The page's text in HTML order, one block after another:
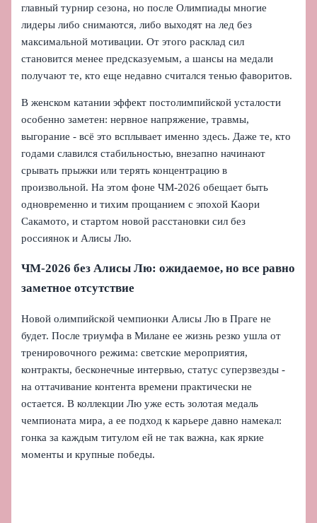
главный турнир сезона, но после Олимпиады многие
лидеры либо снимаются, либо выходят на лед без
максимальной мотивации. От этого расклад сил
становится менее предсказуемым, а шансы на медали
получают те, кто еще недавно считался тенью фаворитов.
В женском катании эффект постолимпийской усталости
особенно заметен: нервное напряжение, травмы,
выгорание - всё это всплывает именно здесь. Даже те, кто
годами славился стабильностью, внезапно начинают
срывать прыжки или терять концентрацию в
произвольной. На этом фоне ЧМ‑2026 обещает быть
одновременно и тихим прощанием с эпохой Каори
Сакамото, и стартом новой расстановки сил без
россиянок и Алисы Лю.
ЧМ‑2026 без Алисы Лю: ожидаемое, но все равно
заметное отсутствие
Новой олимпийской чемпионки Алисы Лю в Праге не
будет. После триумфа в Милане ее жизнь резко ушла от
тренировочного режима: светские мероприятия,
контракты, бесконечные интервью, статус суперзвезды -
на оттачивание контента времени практически не
остается. В коллекции Лю уже есть золотая медаль
чемпионата мира, а ее подход к карьере давно намекал:
гонка за каждым титулом ей не так важна, как яркие
моменты и крупные победы.